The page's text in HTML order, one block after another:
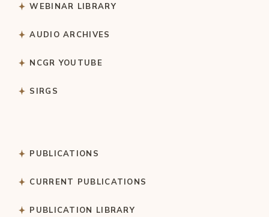
WEBINAR LIBRARY
AUDIO ARCHIVES
NCGR YOUTUBE
SIRGS
PUBLICATIONS
CURRENT PUBLICATIONS
PUBLICATION LIBRARY